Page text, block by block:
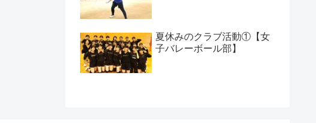
夏休みのクラブ活動①【女
子バレーボール部】